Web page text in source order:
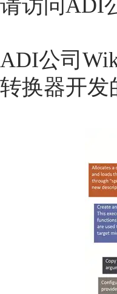
请访问ADI
ADI公司
转换器开发